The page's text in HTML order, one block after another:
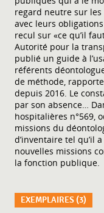
regard neutre sur
avec leurs
recul sur «ce qu’il
Autorité pour la
publié un guide à
référents
de méthode,
depuis 2016. Le
par son absence…
hospitalières n°569,
missions du
d’inventaire tel qu’il
nouvelles missions
la fonction publique.
EXEMPLAIRES (3)